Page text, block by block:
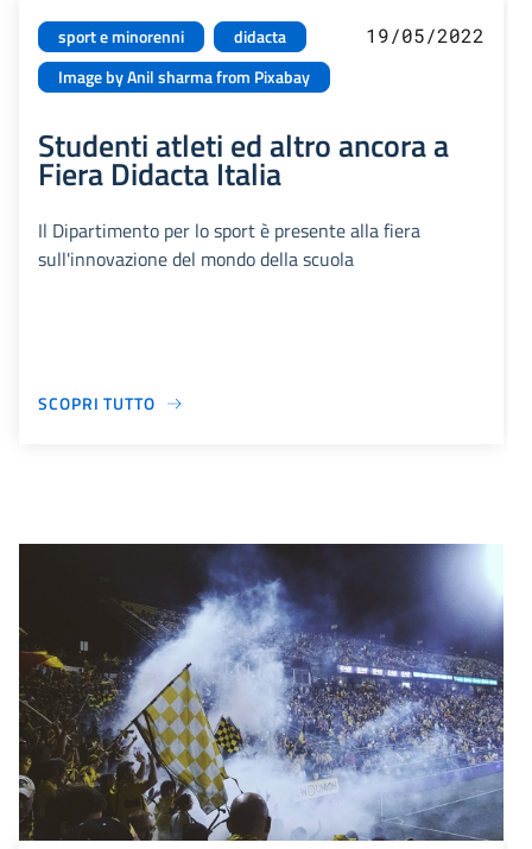
sport e minorenni
didacta
Image by Anil sharma from Pixabay
19/05/2022
Studenti atleti ed altro ancora a
Fiera Didacta Italia
Il Dipartimento per lo sport è presente alla fiera
sull'innovazione del mondo della scuola
SCOPRI TUTTO